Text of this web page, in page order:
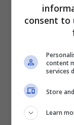
consent to
content
services
Store
Learn